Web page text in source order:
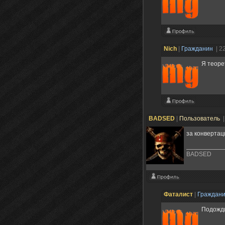
Nich Гражданин |
Я
BADSED Пользователь
за
BADSED
Фаталист